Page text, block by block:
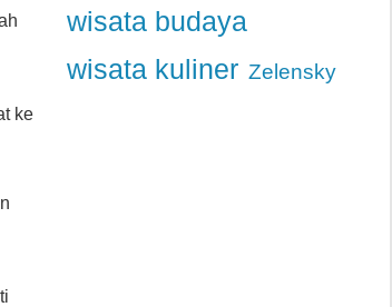
ke
wisata budaya
wisata kuliner Zelensky